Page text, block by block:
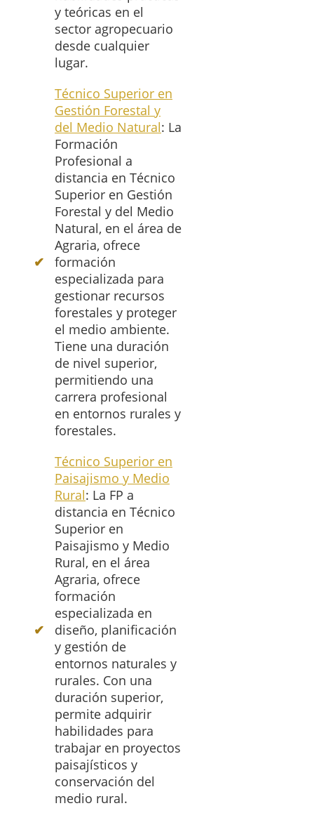
y teóricas en el
sector agropecuario
desde cualquier
lugar.
Técnico Superior en
Gestión Forestal y
del Medio Natural: La
Formación
Profesional a
distancia en Técnico
Superior en Gestión
Forestal y del Medio
Natural, en el área de
Agraria, ofrece
formación
especializada para
gestionar recursos
forestales y proteger
el medio ambiente.
Tiene una duración
de nivel superior,
permitiendo una
carrera profesional
en entornos rurales y
forestales.
Técnico Superior en
Paisajismo y Medio
Rural: La FP a
distancia en Técnico
Superior en
Paisajismo y Medio
Rural, en el área
Agraria, ofrece
formación
especializada en
diseño, planificación
y gestión de
entornos naturales y
rurales. Con una
duración superior,
permite adquirir
habilidades para
trabajar en proyectos
paisajísticos y
conservación del
medio rural.